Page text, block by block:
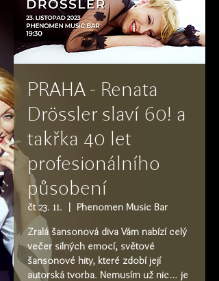
PRAHA - Renata
Drössler slaví 60! a
takřka 40 let
profesionálního
působení
čt 23. 11. Phenomen Music Bar
Zralá šansonová diva Vám nabízí celý
večer silných emocí, světové
šansonové hity, které zdobí její
autorská tvorba. Nemusím už nic… je